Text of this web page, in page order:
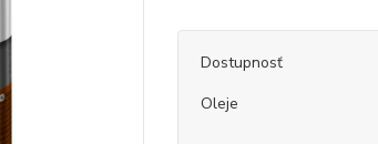
Dostupnosť
Oleje